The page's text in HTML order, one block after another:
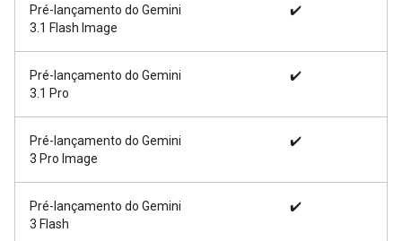
Pré-lançamento do Gemini
3.1 Flash Image
✔️
Pré-lançamento do Gemini
3.1 Pro
✔️
Pré-lançamento do Gemini
3 Pro Image
✔️
Pré-lançamento do Gemini
3 Flash
✔️